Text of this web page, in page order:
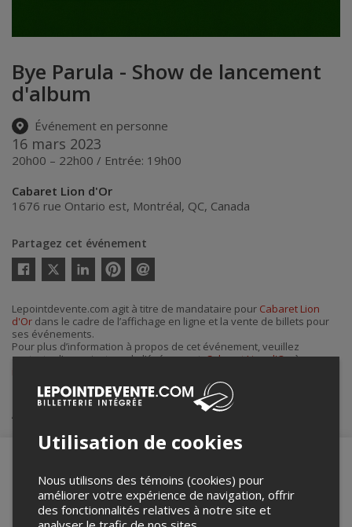
Bye Parula - Show de lancement
d'album
Événement en personne
16 mars 2023
20h00 – 22h00 / Entrée: 19h00
Cabaret Lion d'Or
1676 rue Ontario est, Montréal, QC, Canada
Partagez cet événement
Twitter
courriel
Lepointdevente.com agit à titre de mandataire pour Cabaret Lion
d'Or dans le cadre de l’affichage en ligne et la vente de billets pour
ses événements.
Pour plus d’information à propos de cet événement, veuillez
contacter l’organisateur de l’événement,Cabaret Lion d'Or, à
Achat de billets
Merci de confirmer que vous n'êtes pas un
robot ci-bas.
Utilisation de cookies
Nous utilisons des témoins (cookies) pour
améliorer votre expérience de navigation, offrir
des fonctionnalités relatives à notre site et